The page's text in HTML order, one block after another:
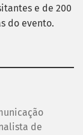
e de 200
do evento.
de